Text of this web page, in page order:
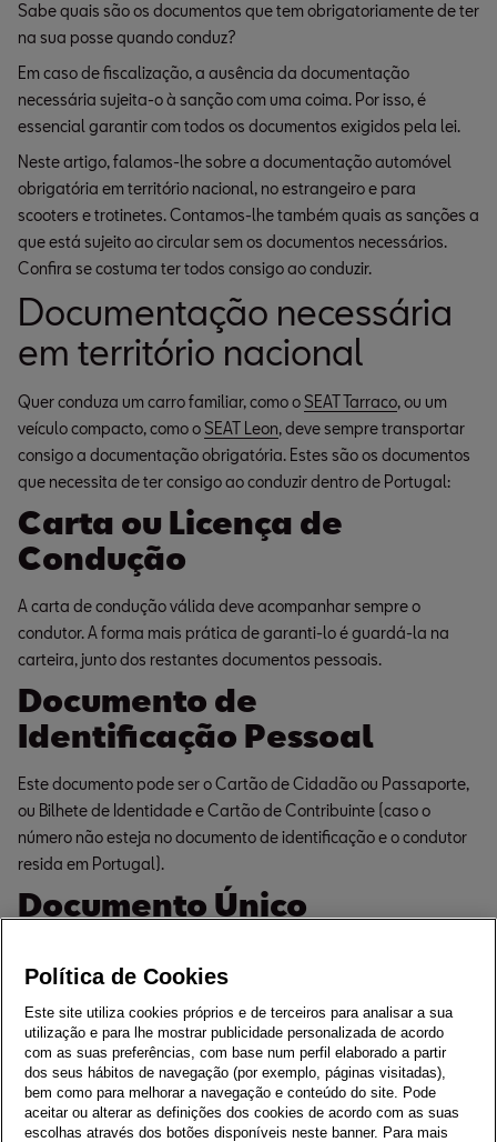
Sabe quais são os documentos que tem obrigatoriamente de ter
na sua posse quando conduz?
Em caso de fiscalização, a ausência da documentação
necessária sujeita-o à sanção com uma coima. Por isso, é
essencial garantir com todos os documentos exigidos pela lei.
Neste artigo, falamos-lhe sobre a documentação automóvel
obrigatória em território nacional, no estrangeiro e para
scooters e trotinetes. Contamos-lhe também quais as sanções a
que está sujeito ao circular sem os documentos necessários.
Confira se costuma ter todos consigo ao conduzir.
Documentação necessária
em território nacional
Quer conduza um carro familiar, como o SEAT Tarraco, ou um
veículo compacto, como o SEAT Leon, deve sempre transportar
consigo a documentação obrigatória. Estes são os documentos
que necessita de ter consigo ao conduzir dentro de Portugal:
Carta ou Licença de
Condução
A carta de condução válida deve acompanhar sempre o
condutor. A forma mais prática de garanti-lo é guardá-la na
carteira, junto dos restantes documentos pessoais.
Documento de
Identificação Pessoal
Este documento pode ser o Cartão de Cidadão ou Passaporte,
ou Bilhete de Identidade e Cartão de Contribuinte (caso o
número não esteja no documento de identificação e o condutor
resida em Portugal).
Documento Único
O DUA é o documento que identifica o veículo, permitindo-lhe
circular na via pública. No caso dos veículos mais antigos, será
necessário o livrete e o título de registo de propriedade.
Ficha de Inspeção
Obrigatória
Política de Cookies
Este site utiliza cookies próprios e de terceiros para analisar a sua
utilização e para lhe mostrar publicidade personalizada de acordo
com as suas preferências, com base num perfil elaborado a partir
dos seus hábitos de navegação (por exemplo, páginas visitadas),
bem como para melhorar a navegação e conteúdo do site. Pode
aceitar ou alterar as definições dos cookies de acordo com as suas
escolhas através dos botões disponíveis neste banner. Para mais